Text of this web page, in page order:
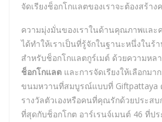
จัดเรียงช็อกโกแลตของเราจะต้องสร้าง
ความมุ่งมั่นของเราในด้านคุณภาพและ
ได้ทำให้เราเป็นที่รู้จักในฐานะหนึ่งในร้
สำหรับช็อกโกแลตกูร์เมต์ ด้วยความหล
ช็อกโกแลต และการจัดเรียงให้เลือกม
ขนมหวานที่สมบูรณ์แบบที่ Giftpattaya
รางวัลตัวเองหรือคนที่คุณรักด้วยประส
ที่สุดกับช็อกโกต อาร์เรนจ์เมนต์ 46 ที่ป